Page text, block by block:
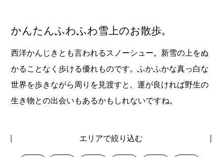
かんたんふわふわ雪上のお散歩。
西洋かんじきとも言われるスノーシュー。新雪の上をぬ
かることなく歩ける優れものです。ふかふかな真っ白な
世界を歩きながら周りを見渡すと、運が良ければ野生の
生き物との出会いもあるかもしれないですね。
エリアで絞り込む